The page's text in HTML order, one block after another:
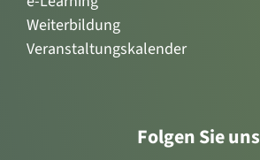
Weiterbildung
Veranstaltungskalender
Folgen Sie uns